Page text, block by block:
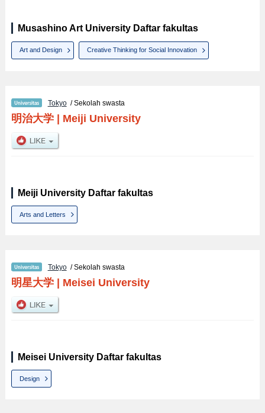
Musashino Art University Daftar fakultas
Art and Design Creative Thinking for Social Innovation
Tokyo/ Sekolah swasta
明治大学| Meiji University
Meiji University Daftar fakultas
Arts and Letters
Tokyo/ Sekolah swasta
明星大学| Meisei University
Meisei University Daftar fakultas
Design